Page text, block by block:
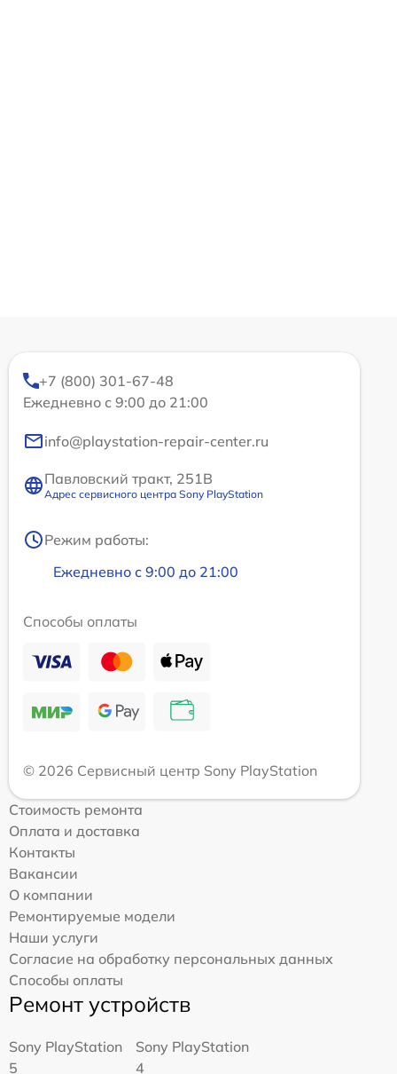
+7 (800) 301-67-48
Ежедневно с 9:00 до 21:00
info@playstation-repair-center.ru
Павловский тракт, 251В
Адрес сервисного центра Sony PlayStation
Режим работы:
Ежедневно с 9:00 до 21:00
Способы оплаты
© 2026 Сервисный центр Sony PlayStation
Стоимость ремонта
Оплата и доставка
Контакты
Вакансии
О компании
Ремонтируемые модели
Наши услуги
Согласие на обработку персональных данных
Способы оплаты
Ремонт устройств
Sony PlayStation
5
Sony PlayStation
4